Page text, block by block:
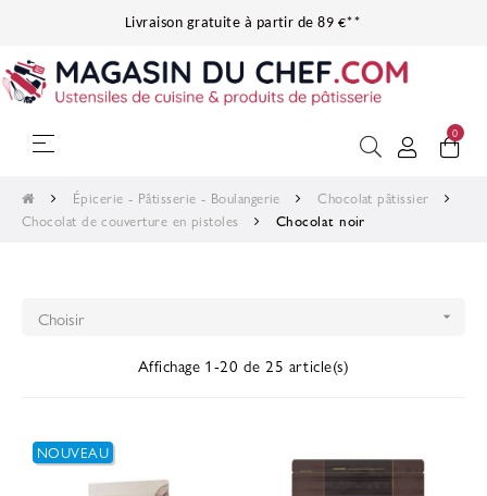
Livraison gratuite à partir de 89 €**
Basculer
navigation
☰ 0
Épicerie - Pâtisserie - Boulangerie
Chocolat pâtissier
Chocolat de couverture en pistoles
Chocolat noir
Choisir 
Affichage 1-20 de 25 article(s)
NOUVEAU